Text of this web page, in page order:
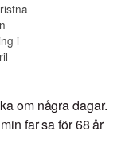
i
om några dagar.
far sa för 68 år